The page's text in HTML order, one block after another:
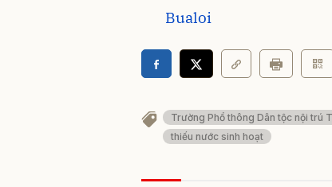
Bualoi
Trường Phổ thông Dân tộc nội trú
thiếu nước sinh hoạt